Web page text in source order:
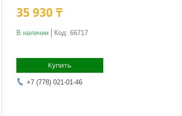
35 930 ₸
В наличии Код: 66717
Купить
+7 (778) 021-01-46